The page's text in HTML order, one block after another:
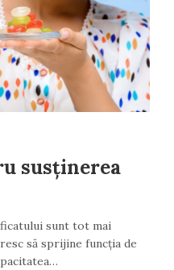
susținerea
sunt tot mai
să sprijine funcția de